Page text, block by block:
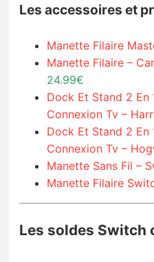
Les accessoires et
Manette Filaire
Manette Filaire –
24.99€
Dock Et Stand 2 En
Connexion Tv –
Dock Et Stand 2 En
Connexion Tv –
Manette Sans Fil –
Manette Filaire
Les soldes Switch